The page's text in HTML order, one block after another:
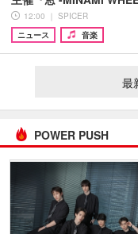
12:00 ｜ SPICER
ニュース
音楽
最
POWER PUSH